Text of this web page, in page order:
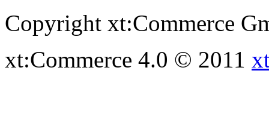
Copyright xt:Commerce
xt:Commerce 4.0 © 2011